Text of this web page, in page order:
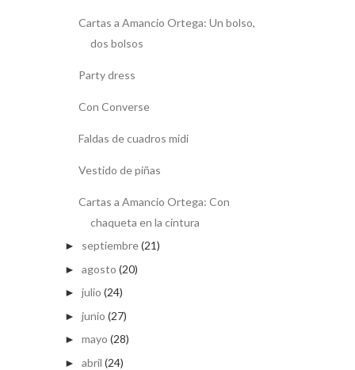
Cartas a Amancio Ortega: Un bolso,
dos bolsos
Party dress
Con Converse
Faldas de cuadros midi
Vestido de piñas
Cartas a Amancio Ortega: Con
chaqueta en la cintura
► septiembre(21)
► agosto (20)
► julio (24)
► junio (27)
► mayo (28)
► abril (24)